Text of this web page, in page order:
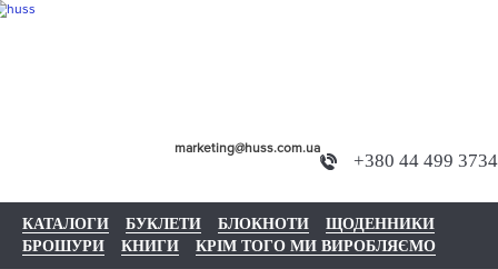
+380 44 499 3734
marketing@huss.com.ua
КАТАЛОГИ БУКЛЕТИ БЛОКНОТИ
ЩОДЕННИКИ
БРОШУРИ
КНИГИ КРІМ ТОГО МИ ВИРОБЛЯЄМО